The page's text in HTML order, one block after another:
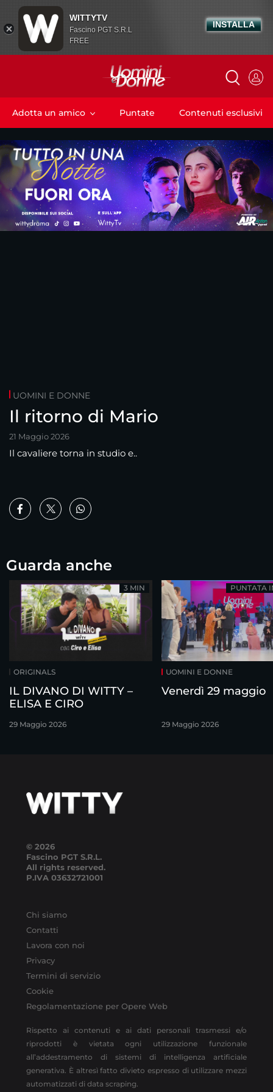
Adotta un amico Puntate Contenuti esclusivi
UOMINI E DONNE
Il ritorno di Mario
21 Maggio 2026
Il cavaliere torna in studio e..
Guarda anche
ORIGINALS
IL DIVANO DI WITTY –
ELISA E CIRO
29 Maggio 2026
3 MIN
UOMINI E DONNE
Venerdì 29 maggio
29 Maggio 2026
PUNTATA
© 2026
Fascino PGT S.R.L.
All rights reserved.
P.IVA 03632721001
Chi siamo
Contatti
Lavora con noi
Privacy
Termini di servizio
Cookie
Regolamentazione per Opere Web
Rispetto ai contenuti e ai dati personali trasmessi e/o
riprodotti è vietata ogni utilizzazione funzionale
all’addestramento di sistemi di intelligenza artificiale
generativa. È altresì fatto divieto espresso di utilizzare mezzi
automatizzati di data scraping.
WITTYTV
Fascino PGT S.R.L
FREE
INSTALLA